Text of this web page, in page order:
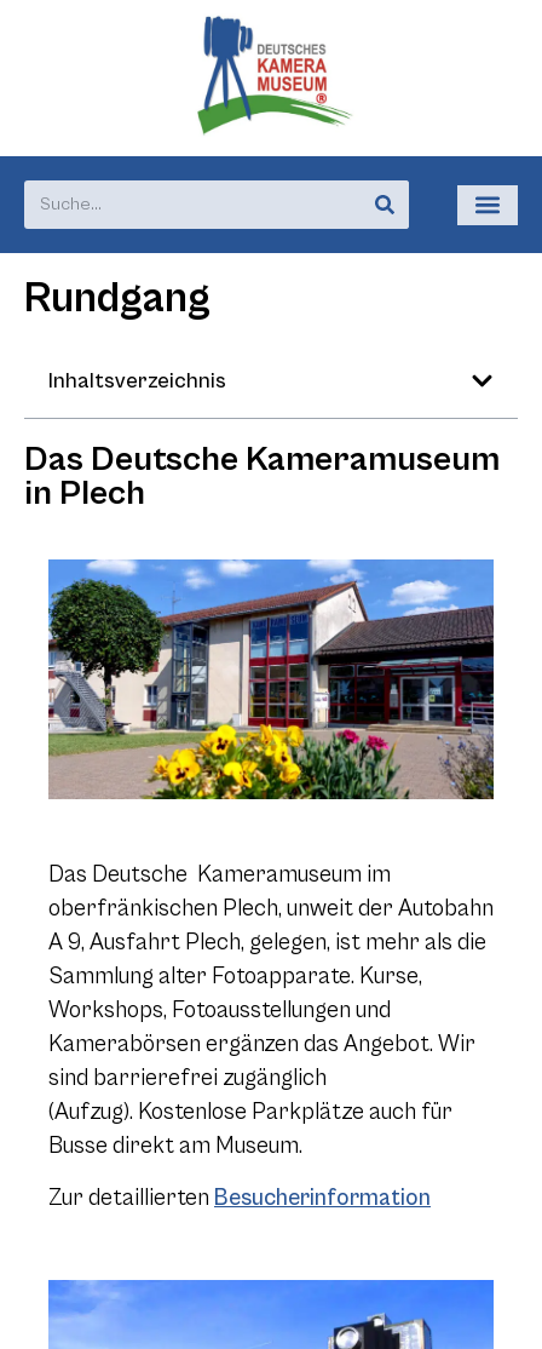
Rundgang
Inhaltsverzeichnis
Das Deutsche Kameramuseum
in Plech
Das Deutsche Kameramuseum im
oberfränkischen Plech, unweit der Autobahn
A 9, Ausfahrt Plech, gelegen, ist mehr als die
Sammlung alter Fotoapparate. Kurse,
Workshops, Fotoausstellungen und
Kamerabörsen ergänzen das Angebot. Wir
sind barrierefrei zugänglich
(Aufzug). Kostenlose Parkplätze auch für
Busse direkt am Museum.
Zur detaillierten Besucherinformation